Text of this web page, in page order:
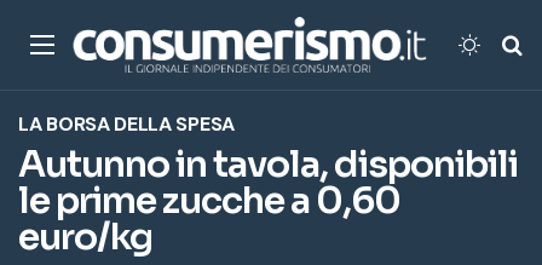
Menu
LA BORSA DELLA SPESA
Autunno in tavola, disponibili
le prime zucche a 0,60
euro/kg